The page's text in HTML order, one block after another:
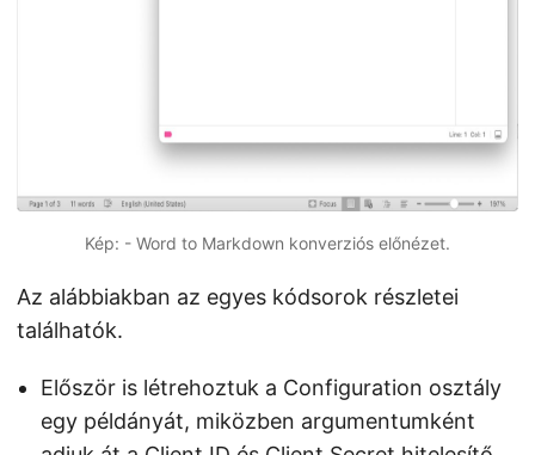
Kép: - Word to Markdown konverziós előnézet.
Az alábbiakban az egyes kódsorok részletei
találhatók.
Először is létrehoztuk a Configuration osztály
egy példányát, miközben argumentumként